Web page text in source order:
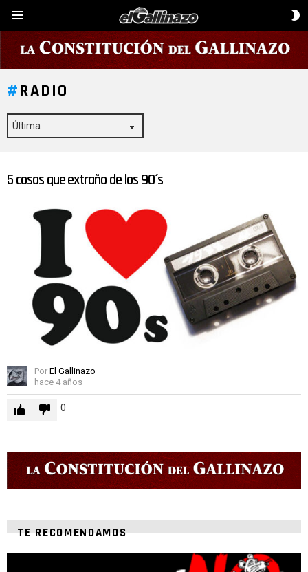
RADIO
ÚLTIMAS
HISTORIAS
5 cosas que extraño de los 90´s
Por El Gallinazo
hace 4 años
0
TE RECOMENDAMOS